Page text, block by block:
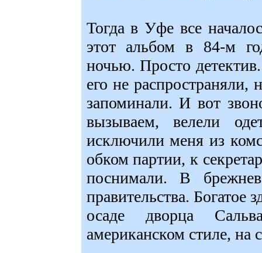
Тогда в Уфе все
этот альбом в 84-м
ночью. Просто
его не распространяли,
запоминали. И вот
вызываем, велели
исключили меня из
обком партии, к
поснимали. В
правительства.
осаде дворца
американском стиле, на